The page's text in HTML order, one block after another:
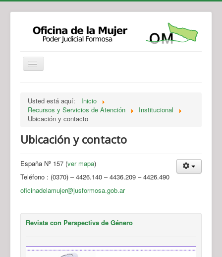
Legislación
Novedades
Recursos y Servicios de Atención
Usted está aquí:
Inicio
Recursos y Servicios de Atención
Institucional
Ubicación y contacto
Ubicación y contacto
España Nº 157 (ver mapa)
Teléfono : (0370) – 4426.140 – 4436.209 – 4426.490
oficinadelamujer@jusformosa.gob.ar
Revista con Perspectiva de Género